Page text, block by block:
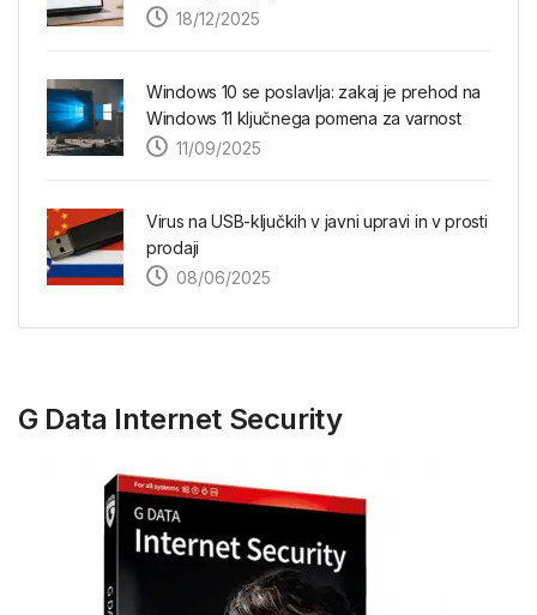
18/12/2025
Windows 10 se poslavlja: zakaj je prehod na
Windows 11 ključnega pomena za varnost
11/09/2025
Virus na USB-ključkih v javni upravi in v prosti
prodaji
08/06/2025
G Data Internet Security